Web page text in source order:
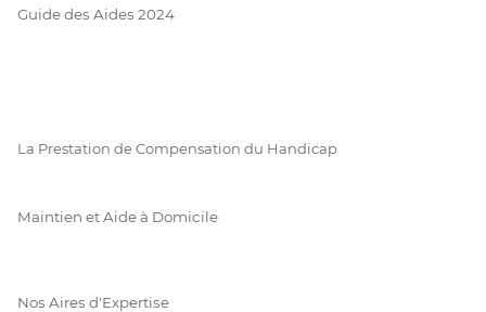
Guide des Aides 2024
La Prestation de Compensation du Handicap
Maintien et Aide à Domicile
Nos Aires d'Expertise